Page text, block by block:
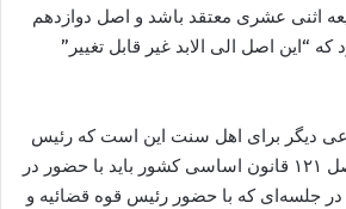
اثنی عشری معتقد باشد و اصل دوازدهم
“این اصل الی الابد غیر قابل تغییر”
دیگر برای اهل سنت این است که رئیس
جمهور منتخب، طبق اصل ۱۲۱ قانون اساسی کشور باید با حضور در
جلسه​‌ای كه با حضور رئیس قوه قضائیه و